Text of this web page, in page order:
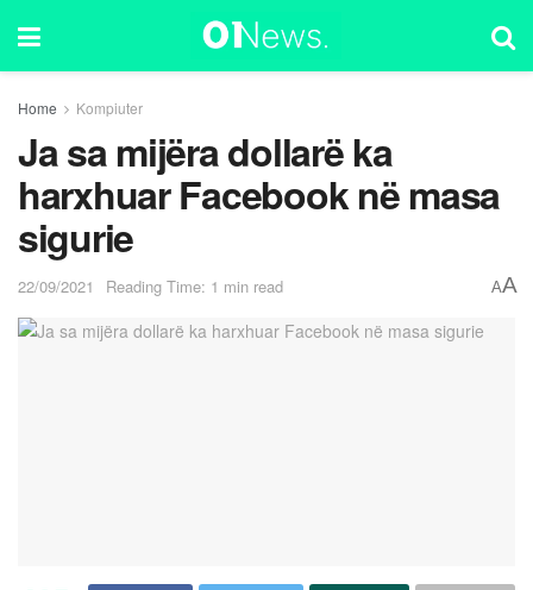
Home Kompiuter
Ja sa mijëra dollarë ka
harxhuar Facebook në masa
sigurie
22/09/2021 Reading Time: 1 min read AA